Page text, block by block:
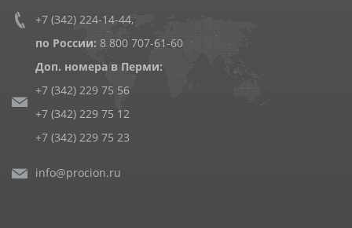
+7 (342) 224-14-44,
по России: 8 800 707-61-60
Доп. номера в Перми:
+7 (342) 229 75 56
+7 (342) 229 75 12
+7 (342) 229 75 23
info@procion.ru